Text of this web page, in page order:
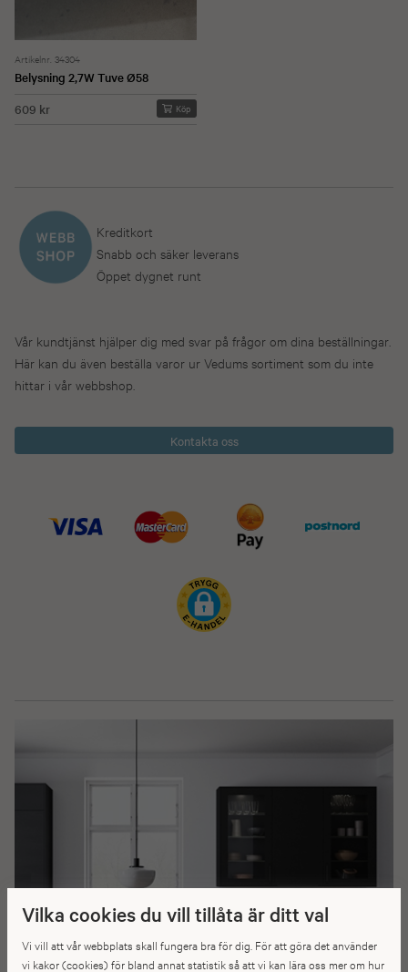
Vilka cookies du vill tillåta är ditt val
Vi vill att vår webbplats skall fungera bra för dig. För att göra det använder
vi kakor (cookies) för bland annat statistik så att vi kan lära oss mer om hur
Artikelnr. 34304
Belysning 2,7W Tuve Ø58
609 kr
Köp
Kreditkort
Snabb och säker leverans
Öppet dygnet runt
Vår kundtjänst hjälper dig med svar på frågor om dina beställningar.
Här kan du även beställa varor ur Vedums sortiment som du inte
hittar i vår webbshop.
Kontakta oss